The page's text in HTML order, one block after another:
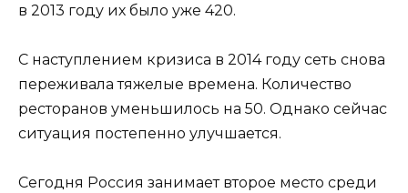
в 2013 году их было уже 420.
С наступлением кризиса в 2014 году сеть снова
переживала тяжелые времена. Количество
ресторанов уменьшилось на 50. Однако сейчас
ситуация постепенно улучшается.
Сегодня Россия занимает второе место среди